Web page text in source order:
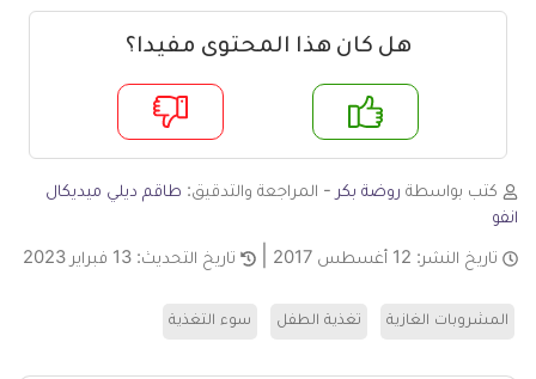
هل كان هذا المحتوى مفيدا؟
لا
كتب بواسطة روضة بكر- المراجعة والتدقيق: طاقم ديلي ميديكال
انفو
تاريخ النشر: 12 أغسطس 2017 تاريخ التحديث: 13 فبراير 2023
المشروبات الغازية تغذية الطفل سوء التغذية